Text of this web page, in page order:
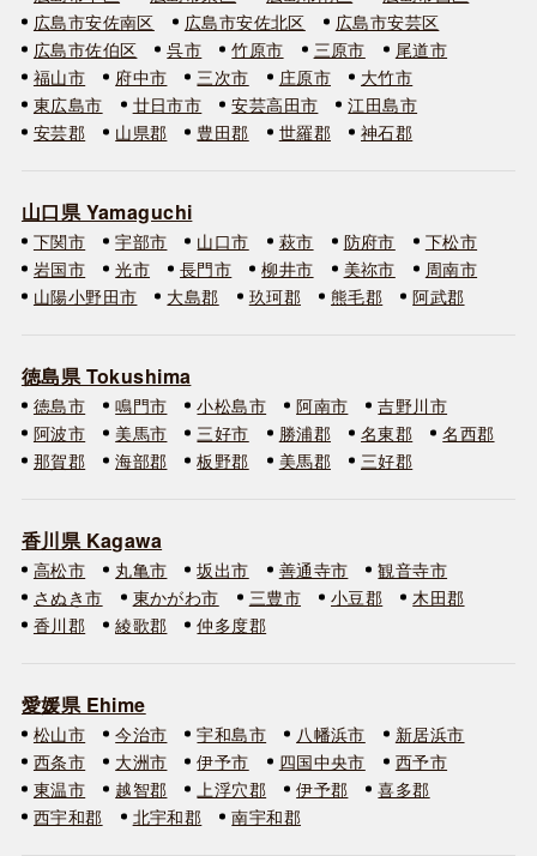
広島市安佐南区
広島市安佐北区
広島市安芸区
広島市佐伯区
呉市 竹原市 三原市
尾道市
福山市
府中市 三次市 庄原市
大竹市
東広島市
廿日市市 安芸高田市
江田島市
安芸郡
山県郡 豊田郡 世羅郡 神石郡
山口県 Yamaguchi
下関市 宇部市 山口市 萩市 防府市
下松市
岩国市
光市 長門市 柳井市 美祢市
周南市
山陽小野田市
大島郡 玖珂郡 熊毛郡 阿武郡
徳島県 Tokushima
徳島市 鳴門市 小松島市 阿南市
吉野川市
阿波市
美馬市 三好市 勝浦郡 名東郡
名西郡
那賀郡
海部郡 板野郡 美馬郡 三好郡
香川県 Kagawa
高松市 丸亀市 坂出市 善通寺市
観音寺市
さぬき市
東かがわ市 三豊市 小豆郡
木田郡
香川郡
綾歌郡 仲多度郡
愛媛県 Ehime
松山市 今治市 宇和島市 八幡浜市
新居浜市
西条市
大洲市 伊予市 四国中央市
西予市
東温市
越智郡 上浮穴郡 伊予郡
喜多郡
西宇和郡
北宇和郡 南宇和郡